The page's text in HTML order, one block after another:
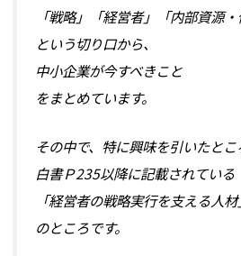
「戦略」「経営者」「内部資源・
という切り口から、
中小企業が今すべきこと
をまとめています。
その中で、特に興味を引いたとこ
白書Ｐ235以降に記載されている
「経営者の戦略実行を支える人材
のところです。